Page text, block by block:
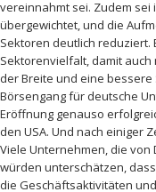
vereinnahmt sei. Zudem sei
übergewichtet, und die
Sektoren deutlich reduziert.
Sektorenvielfalt, damit
der Breite und eine
Börsengang für deutsche
Eröffnung genauso
den USA. Und nach einiger
Viele Unternehmen, die von
würden unterschätzen,
die Geschäftsaktivitäten